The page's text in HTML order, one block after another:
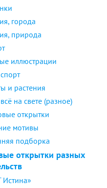
города
природа
иллюстрации
и растения
на свете (разное)
открытки
мотивы
подборка
открытки разных
Истина»